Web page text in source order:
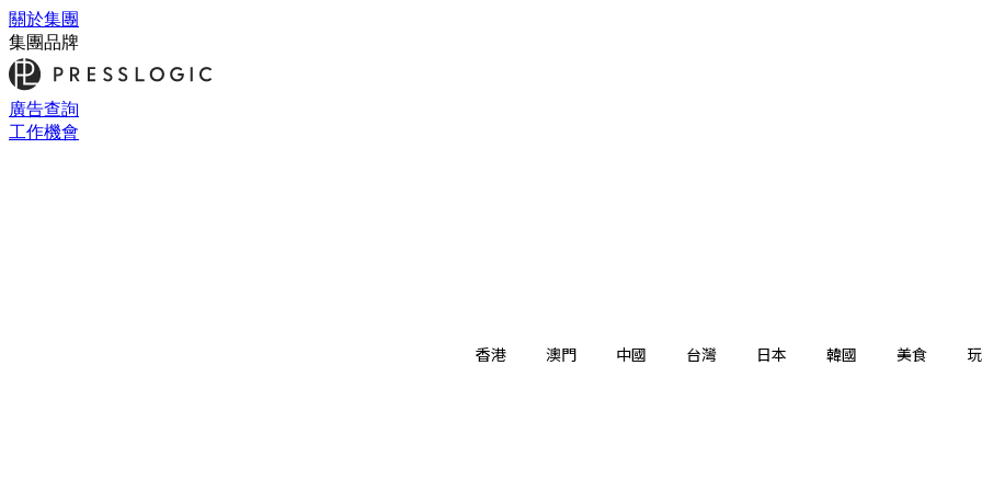
關於集團
集團品牌
廣告查詢
工作機會
香港 澳門 中國 台灣 日本 韓國 美食